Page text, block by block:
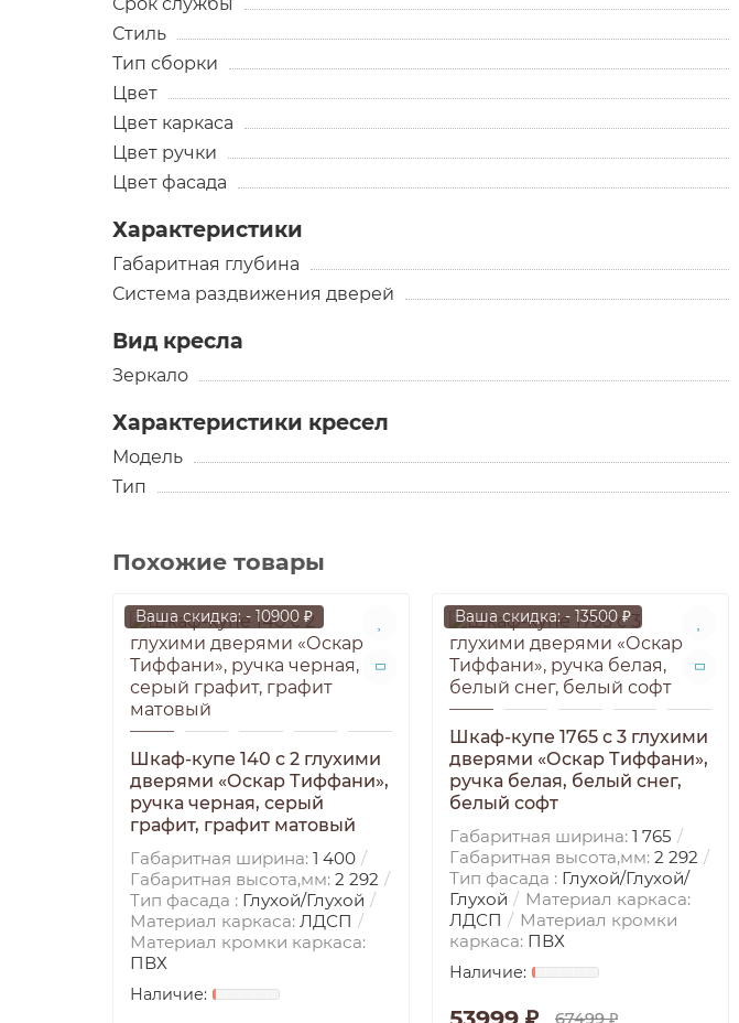
Стиль
Тип сборки
Цвет
Цвет каркаса
Цвет ручки
Цвет фасада
Характеристики
Габаритная глубина
Система раздвижения дверей
Вид кресла
Зеркало
Характеристики кресел
Модель
Тип
Похожие товары
Ваша скидка: - 10900 ₽
Шкаф-купе 140 с 2 глухими
дверями «Оскар Тиффани»,
ручка черная, серый
графит, графит матовый
Габаритная ширина: 1 400
Габаритная высота,мм: 2 292
Тип фасада : Глухой/Глухой
Материал каркаса: ЛДСП
Материал кромки каркаса:
ПВХ
Ваша скидка: - 13500 ₽
Шкаф-купе 1765 с 3 глухими
дверями «Оскар Тиффани»,
ручка белая, белый снег,
белый софт
Габаритная ширина: 1 765
Габаритная высота,мм: 2 292
Тип фасада : Глухой/Глухой/
Глухой
Материал каркаса:
ЛДСП
Материал кромки
каркаса: ПВХ
67499 ₽